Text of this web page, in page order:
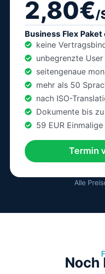
2,80€/
Business Flex
keine
unbegrenzte User
seitengenaue
mehr als 50
nach ISO-
Dokumente bis
59 EUR
Termin
Alle
Noch